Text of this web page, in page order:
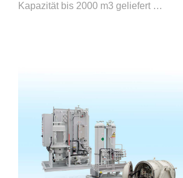
Kapazität bis 2000 m3 geliefert …